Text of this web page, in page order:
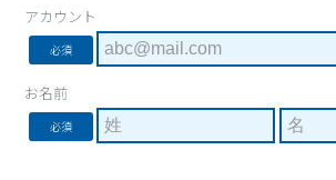
アカウント
必須
お名前
必須